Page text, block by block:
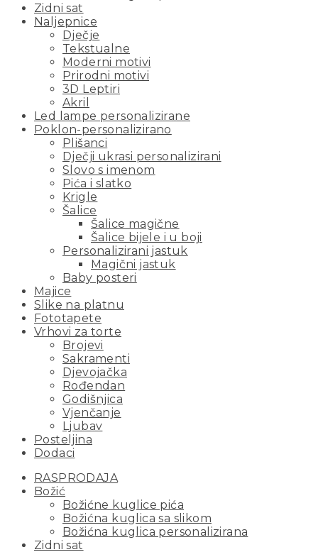
Zidni sat
Naljepnice
Dječje
Tekstualne
Moderni motivi
Prirodni motivi
3D Leptiri
Akril
Led lampe personalizirane
Poklon-personalizirano
Plišanci
Dječji ukrasi personalizirani
Slovo s imenom
Pića i slatko
Krigle
Šalice
Šalice magične
Šalice bijele i u boji
Personalizirani jastuk
Magični jastuk
Baby posteri
Majice
Slike na platnu
Fototapete
Vrhovi za torte
Brojevi
Sakramenti
Djevojačka
Rođendan
Godišnjica
Vjenčanje
Ljubav
Posteljina
Dodaci
RASPRODAJA
Božić
Božićne kuglice pića
Božićna kuglica sa slikom
Božićna kuglica personalizirana
Zidni sat